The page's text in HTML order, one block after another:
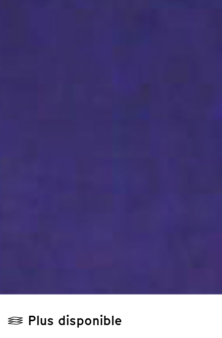
Plus disponible